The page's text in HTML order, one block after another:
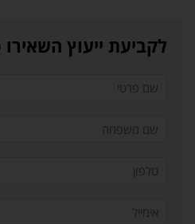
לקביעת ייעוץ